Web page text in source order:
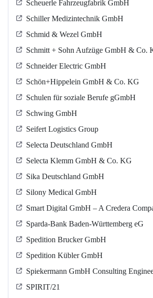
Scheuerle Fahrzeugfabrik GmbH
Schiller Medizintechnik GmbH
Schmid & Wezel GmbH
Schmitt + Sohn Aufzüge GmbH & Co.
Schneider Electric GmbH
Schön+Hippelein GmbH & Co. KG
Schulen für soziale Berufe gGmbH
Schwing GmbH
Seifert Logistics Group
Selecta Deutschland GmbH
Selecta Klemm GmbH & Co. KG
Sika Deutschland GmbH
Silony Medical GmbH
Smart Digital GmbH – A Credera
Sparda-Bank Baden-Württemberg eG
Spedition Brucker GmbH
Spedition Kübler GmbH
Spiekermann GmbH Consulting
SPIRIT/21